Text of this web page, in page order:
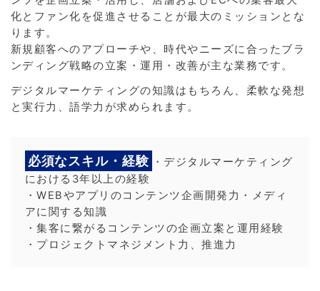
化とファン化を促進させることが最大のミッションとな
ります。
新規顧客へのアプローチや、時代やニーズに合ったブラ
ンディング戦略の立案・運用・改善が主な業務です。
デジタルマーケティングの知識はもちろん、柔軟な発想
と実行力、語学力が求められます。
必須なスキル・経験
・デジタルマーケティング
における3年以上の経験
・WEBやアプリのコンテンツ企画開発力・メディ
アに関する知識
・集客に繋がるコンテンツの企画立案と運用経験
・プロジェクトマネジメント力、推進力